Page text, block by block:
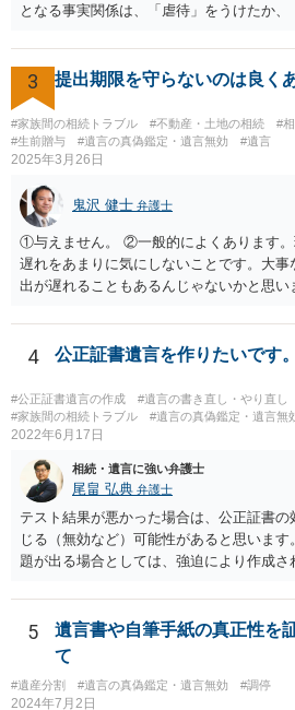
となる事実関係は、「虐待」をうけたか
「廃除」は遺言でも可能です（民法８９
情を話して相談して、「廃除」が可能か
とをお勧めします。
3 提出期限を守らないのは良く
#家族間の相続トラブル #不動産・土地の相続
#
#生前贈与
#遺言の真偽鑑定・遺言無効 #遺言
2025年3月26日
鬼沢 健士 弁護士
①与えません。 ②一般的によくあります
遅れをあまりに気にしないことです。大
出が遅れることもあるんじゃないかと思
4 公正証書遺言を作りたいです。
#公正証書遺言の作成 #遺言の書き直し・やり直し
#家族間の相続トラブル
#遺言の真偽鑑定・遺言無
2022年6月17日
相続・遺言に強い弁護士
尾畠 弘典 弁護士
テスト結果が悪かった場合は、公正証書
じる（無効など）可能性があると思いま
題が出る場合としては、強迫により作成
すが、弁護士に作成を依頼する場合は、
ースが多いと思います。 報酬体系は、弁
律の基準はありません。
5
遺言書や自筆手紙の真正性を
て
#遺産分割 #遺言の真偽鑑定・遺言無効 #調停
2024年7月2日